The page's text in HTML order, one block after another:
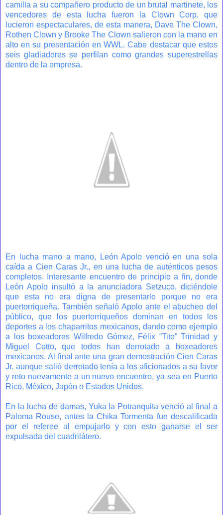
camilla a su compañero producto de un brutal martinete, los
vencedores de esta lucha fueron la Clown Corp. que
lucieron espectaculares, de esta manera, Dave The Clown,
Rothen Clown y Brooke The Clown salieron con la mano en
alto en su presentación en WWL. Cabe destacar que estos
seis gladiadores se perfilan como grandes superestrellas
dentro de la empresa.
En lucha mano a mano, León Apolo venció en una sola
caída a Cien Caras Jr., en una lucha de auténticos pesos
completos. Interesante encuentro de principio a fin, donde
León Apolo insultó a la anunciadora Setzuco, diciéndole
que esta no era digna de presentarlo porque no era
puertorriqueña. También señaló Apolo ante el abucheo del
público, que los puertorriqueños dominan en todos los
deportes a los chaparritos mexicanos, dando como ejemplo
a los boxeadores Wilfredo Gómez, Félix “Tito” Trinidad y
Miguel Cotto, que todos han derrotado a boxeadores
mexicanos. Al final ante una gran demostración Cien Caras
Jr. aunque salió derrotado tenía a los aficionados a su favor
y reto nuevamente a un nuevo encuentro, ya sea en Puerto
Rico, México, Japón o Estados Unidos.
En la lucha de damas, Yuka la Potranquita venció al final a
Paloma Rouse, antes la Chika Tormenta fue descalificada
por el referee al empujarlo y con esto ganarse el ser
expulsada del cuadrilátero.